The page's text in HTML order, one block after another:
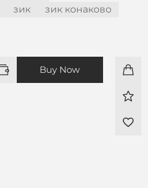
зик
зик конаково
Buy Now